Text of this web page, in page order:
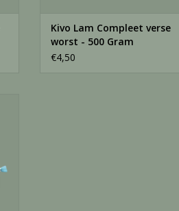
Kivo Lam Compleet verse
worst - 500 Gram
€4,50